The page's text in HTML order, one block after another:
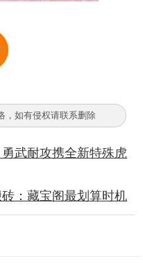
，如有侵权请联系删除
武耐攻携全新特殊虎
：藏宝阁最划算时机